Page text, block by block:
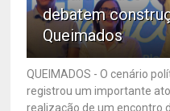
debatem
Queimados
QUEIMADOS - O cenário
registrou um importante
realização de um encontro